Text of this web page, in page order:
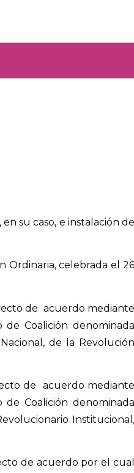
su caso, e instalación de
Ordinaria, celebrada el 26
de acuerdo mediante
Coalición denominada
de la Revolución
de acuerdo mediante
Coalición denominada
Institucional,
de acuerdo por el cual